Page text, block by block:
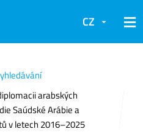
CZ
arabských
Saúdské Arábie a
v letech 2016–2025